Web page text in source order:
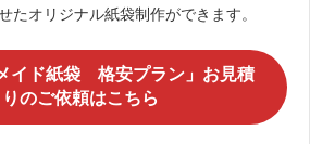
たオリジナル紙袋制作ができます。
イド紙袋 格安プラン」お見積
りのご依頼はこちら